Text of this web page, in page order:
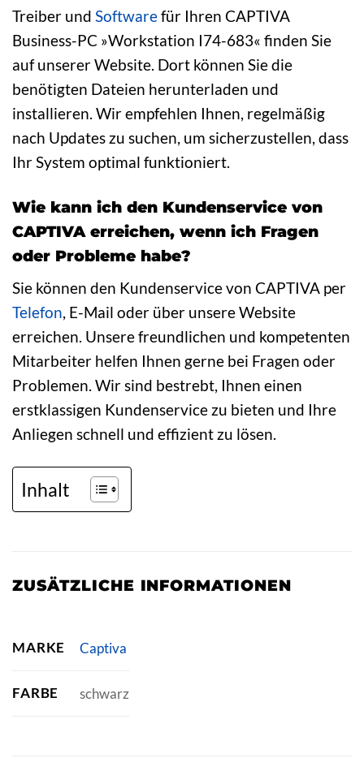
Treiber und Softwarefür Ihren CAPTIVA
Business-PC »Workstation I74-683« finden Sie
auf unserer Website. Dort können Sie die
benötigten Dateien herunterladen und
installieren. Wir empfehlen Ihnen, regelmäßig
nach Updates zu suchen, um sicherzustellen, dass
Ihr System optimal funktioniert.
Wie kann ich den Kundenservice von
CAPTIVA erreichen, wenn ich Fragen
oder Probleme habe?
Sie können den Kundenservice von CAPTIVA per
Telefon, E-Mail oder über unsere Website
erreichen. Unsere freundlichen und kompetenten
Mitarbeiter helfen Ihnen gerne bei Fragen oder
Problemen. Wir sind bestrebt, Ihnen einen
erstklassigen Kundenservice zu bieten und Ihre
Anliegen schnell und effizient zu lösen.
Inhalt
ZUSÄTZLICHE INFORMATIONEN
MARKE Captiva
FARBE schwarz